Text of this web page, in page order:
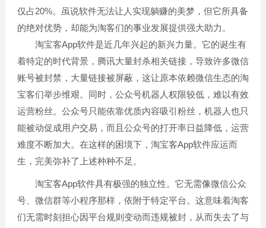
仅占20%。虽说软件无法让人实现躺赚的美梦，但它所具备
的绝对优势，却能为淘客们的事业发展提供强大助力。
淘宝客App软件是近几年兴起的新兴力量。它的诞生有
着特定的时代背景，腾讯大量封杀相关链接，导致许多微信
账号被封禁，大量链接被屏蔽，这让原本依赖微信生态的淘
宝客们举步维艰。同时，公众号机器人权限较低，难以有效
运营粉丝。公众号只能依靠优质内容吸引粉丝，机器人也只
能被动促成用户交易，而且公众号的打开率日益降低，运营
难度不断加大。在这样的困境下，淘宝客App软件应运而
生，完美弥补了上述种种不足。
淘宝客App软件具有极强的独立性。它无需像微信公众
号、微信群等小程序那样，依附于特定平台。这意味着淘客
们无需时刻担心因平台规则变动而违规被封，从而失去了与